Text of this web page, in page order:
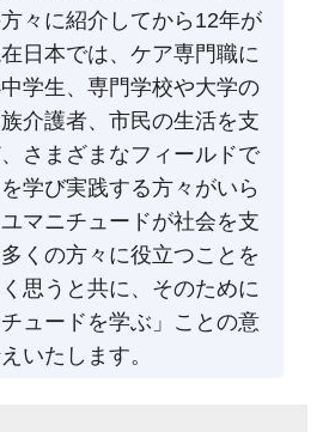
々に紹介してから12年が
日本では、ケア専門職に
学生、専門学校や大学の
介護者、市民の生活を支
さまざまなフィールドで
学び実践する方々がいら
マニチュードが社会を支
くの方々に役立つことを
思うと共に、そのために
ュードを学ぶ」ことの意
いたします。